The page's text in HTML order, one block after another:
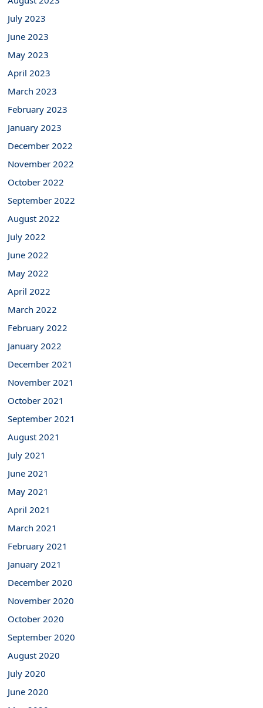
July 2023
June 2023
May 2023
April 2023
March 2023
February 2023
January 2023
December 2022
November 2022
October 2022
September 2022
August 2022
July 2022
June 2022
May 2022
April 2022
March 2022
February 2022
January 2022
December 2021
November 2021
October 2021
September 2021
August 2021
July 2021
June 2021
May 2021
April 2021
March 2021
February 2021
January 2021
December 2020
November 2020
October 2020
September 2020
August 2020
July 2020
June 2020